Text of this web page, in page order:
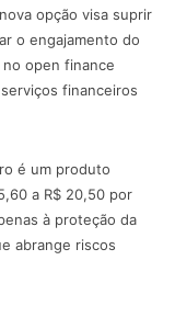
opção visa suprir
o engajamento do
no open finance
financeiros
é um produto
a R$ 20,50 por
à proteção da
abrange riscos